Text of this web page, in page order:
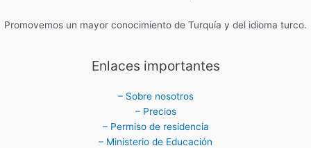
Promovemos un mayor conocimiento de Turquía y del idioma turco.
Enlaces importantes
– Sobre nosotros
– Precios
– Permiso de residencia
– Ministerio de Educación